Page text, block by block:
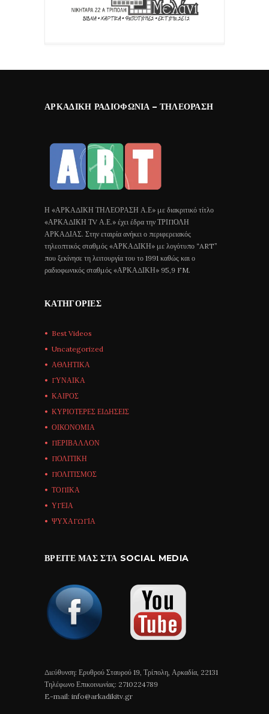
ΑΡΚΑΔΙΚΉ ΡΑΔΙΟΦΩΝΊΑ – ΤΗΛΕΌΡΑΣΗ
Η «ΑΡΚΑΔΙΚΗ ΤΗΛΕΟΡΑΣΗ Α.Ε» με διακριτικό τίτλο
«ΑΡΚΑΔΙΚΗ ΤV Α.Ε.» έχει έδρα την ΤΡΙΠΟΛΗ
ΑΡΚΑΔΙΑΣ. Στην εταιρία ανήκει ο περιφερειακός
τηλεοπτικός σταθμός «ΑΡΚΑΔΙΚΗ» με λογότυπο “ART”
που ξεκίνησε τη λειτουργία του το 1991 καθώς και ο
ραδιοφωνικός σταθμός «ΑΡΚΑΔΙΚΗ» 95,9 FM.
ΚΑΤΗΓΟΡΊΕΣ
Best Videos
Uncategorized
ΑΘΛΗΤΙΚΑ
ΓΥΝΑΙΚΑ
ΚΑΙΡΟΣ
ΚΥΡΙΟΤΕΡΕΣ ΕΙΔΗΣΕΙΣ
ΟΙΚΟΝΟΜΙΑ
ΠΕΡΙΒΑΛΛΟΝ
ΠΟΛΙΤΙΚΗ
ΠΟΛΙΤΙΣΜΟΣ
ΤΟΠΙΚΑ
ΥΓΕΙΑ
ΨΥΧΑΓΩΓΙΑ
ΒΡΕΊΤΕ ΜΑΣ ΣΤΑ SOCIAL MEDIA
Διεύθυνση: Ερυθρού Σταυρού 19, Τρίπολη, Αρκαδία, 22131
Τηλέφωνο Επικοινωνίας: 2710224789
E-mail: info@arkadikitv.gr